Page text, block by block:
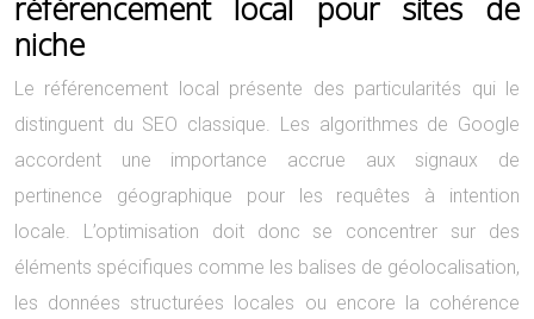
référencement local pour sites de
niche
Le référencement local présente des particularités qui le
distinguent du SEO classique. Les algorithmes de Google
accordent une importance accrue aux signaux de
pertinence géographique pour les requêtes à intention
locale. L’optimisation doit donc se concentrer sur des
éléments spécifiques comme les balises de géolocalisation,
les données structurées locales ou encore la cohérence